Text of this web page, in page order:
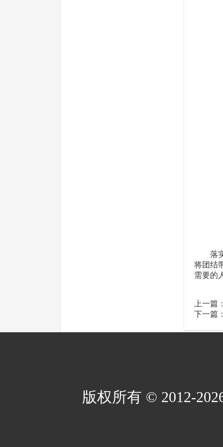
落实
将团结
需要的
上一篇
下一篇
版权所有 © 2012-